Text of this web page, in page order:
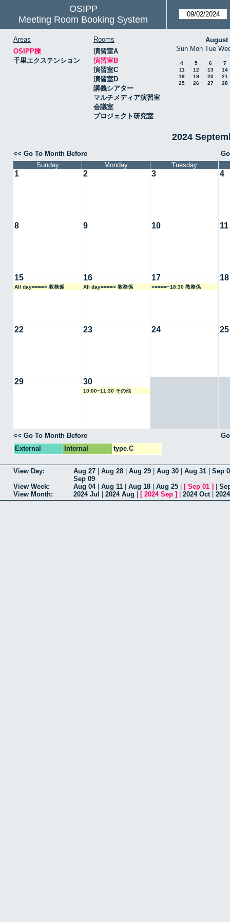
OSIPP
Meeting Room Booking System
Areas
OSIPP棟
千里エクステンション
Rooms
演習室A
演習室B
演習室C
演習室D
講義シアター
マルチメディア演習室
会議室
プロジェクト研究室
August
Sun Mon Tue
4 5 6
7
11
12 13
14
18
19 20
21
25
26 27 28
2024
<< Go To Month Before
Sunday
Monday Tuesday
1 2 3 4
8 9 10 11
15
All day====> 教務係
16
All day====> 教務係
17
<====~18:30 教務係
18
22 23 24 25
29 30
10:00~11:30 その他
<< Go To Month Before
External
Internal type.C
View Day: Aug 27 Aug 28 Aug 29 Aug 30 Aug 31
Sep
Sep 09
View Week:
Aug 04| Aug 11 Aug 18 Aug 25 [ Sep 01 ]
View Month:
2024 Jul 2024 Aug [ 2024 Sep ] 2024 Oct